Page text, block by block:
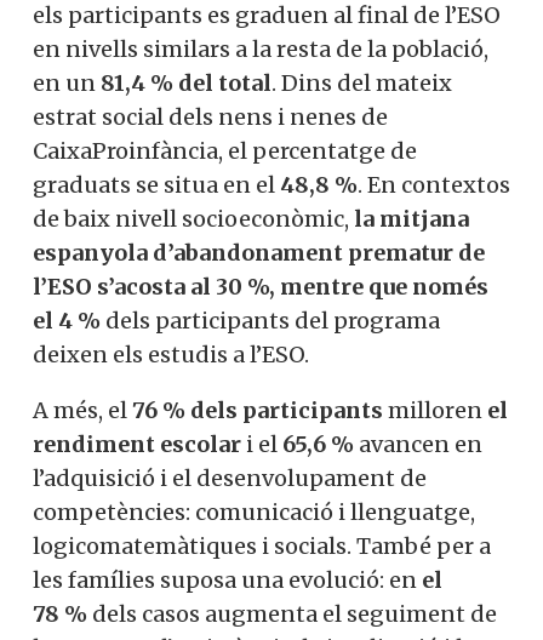
els participants es graduen al final de l’ESO
en nivells similars a la resta de la població,
en un 81,4 % del total. Dins del mateix
estrat social dels nens i nenes de
CaixaProinfància, el percentatge de
graduats se situa en el 48,8 %. En contextos
de baix nivell socioeconòmic, la mitjana
espanyola d’abandonament prematur de
l’ESO s’acosta al 30 %, mentre que només
el 4 % dels participants del programa
deixen els estudis a l’ESO.
A més, el76 % dels participants milloren el
rendiment escolar i el 65,6 % avancen en
l’adquisició i el desenvolupament de
competències: comunicació i llenguatge,
logicomatemàtiques i socials. També per a
les famílies suposa una evolució: en el
78 % dels casos augmenta el seguiment de